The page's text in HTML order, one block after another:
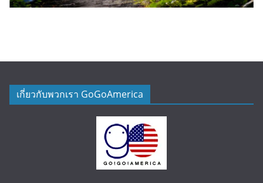
เกี่ยวกับพวกเรา GoGoAmerica